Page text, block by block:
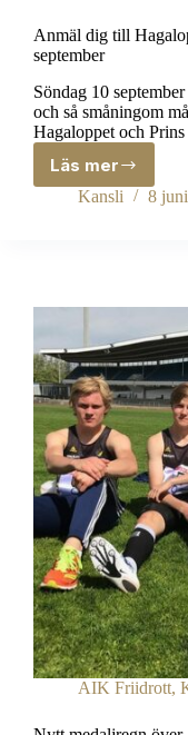
Anmäl dig till
september
Söndag 10
och så småningom
Hagaloppet och
Läs mer
Anmäl
dig
Kansli 8
AIK Friidrott,